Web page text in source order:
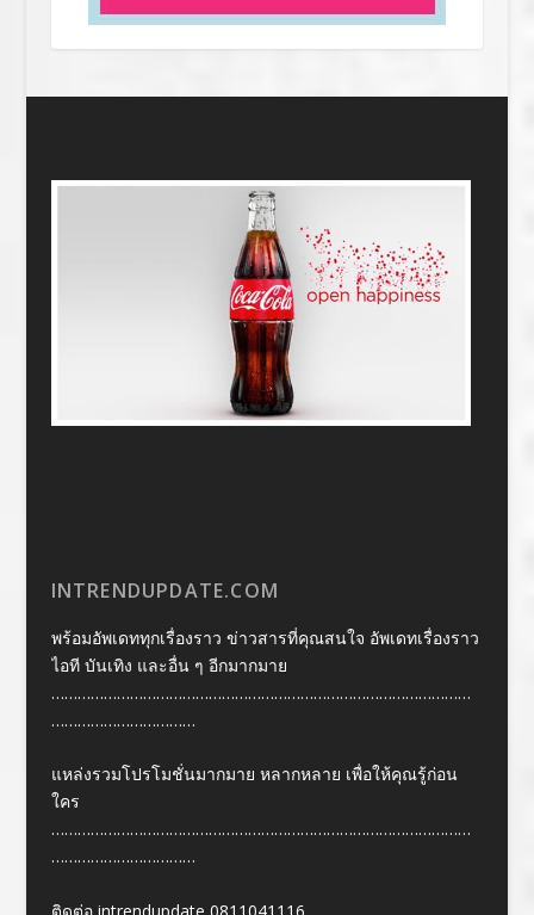
INTRENDUPDATE.COM
พร้อมอัพเดททุกเรื่องราว ข่าวสารที่คุณสนใจ อัพเดทเรื่องราว
ไอที บันเทิง และอื่น ๆ อีกมากมาย
……………………………………………………………………………………
……………………………
แหล่งรวมโปรโมชั่นมากมาย หลากหลาย เพื่อให้คุณรู้ก่อน
ใคร
……………………………………………………………………………………
……………………………